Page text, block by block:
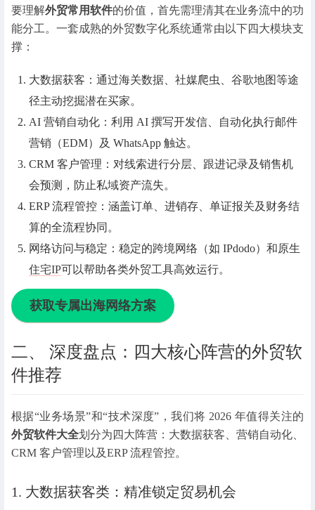
要理解外贸常用软件的价值，首先需理清其在业务流中的功
能分工。一套成熟的外贸数字化系统通常由以下四大模块支
撑：
大数据获客 ：通过海关数据、社媒爬虫、谷歌地图等途
径主动挖掘潜在买家。
AI 营销自动化 ：利用 AI 撰写开发信、自动化执行邮件
营销（EDM）及 WhatsApp 触达。
CRM 客户管理 ：对线索进行分层、跟进记录及销售机
会预测，防止私域资产流失。
ERP 流程管控 ：涵盖订单、进销存、单证报关及财务结
算的全流程协同。
网络访问与稳定：稳定的跨境网络（如 IPdodo）和原生
住宅IP可以帮助各类外贸工具高效运行。
获取专属出海网络方案
二、 深度盘点：四大核心阵营的外贸软
件推荐
根据“业务场景”和“技术深度”，我们将 2026 年值得关注的
外贸软件大全划分为四大阵营： 大数据获客 营销自动化
CRM 客户管理 以及ERP 流程管控。
1. 大数据获客类：精准锁定贸易机会